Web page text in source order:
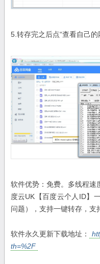
5.转存完之后点“查看自己的
软件优势：免费。多线程速
度云UK【百度云个人ID】
问题），支持一键转存，支
软件永久更新下载地址：
th=%2F